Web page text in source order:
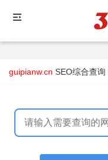
guipianw.cn SEO综合查询